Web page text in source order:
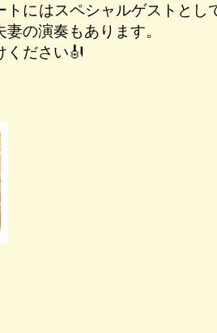
トにはスペシャルゲストとし
の演奏もあります。
ください🎻